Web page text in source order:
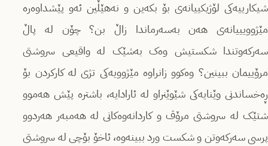
شیکارییەکی لۆژیکییانەی بۆ بکەین و نەهێڵین ئەو پێشداوەرە
مێژوویییانەی هەن بەسەرماندا زاڵ بن؟ چۆن لە پاڵ
سەرکەوتندا شکستیش وەک بەشێک لە واقیعی سروشتی
مرۆییمان ببینین؟ وەکوو زانراوە مێژوویەکی تژی لە کارکردن بۆ
ڕەخساندنی وێنایەکی شێوێنراو لە ئارادایە، باشترە پێش هەموو
شتێک لە سروشتی مرۆڤ و کاردانەوەکانی لە هەمبەر هەردوو
پرسی سەرکەوتن و شکست ورد ببینەوە، ئاخۆ بۆچی لە سروشتی